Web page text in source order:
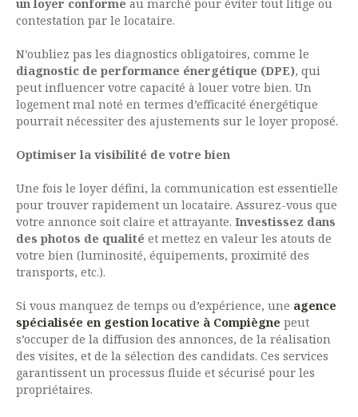
un loyer conforme au marché pour éviter tout litige ou
contestation par le locataire.
N’oubliez pas les diagnostics obligatoires, comme le
diagnostic de performance énergétique (DPE), qui
peut influencer votre capacité à louer votre bien. Un
logement mal noté en termes d’efficacité énergétique
pourrait nécessiter des ajustements sur le loyer proposé.
Optimiser la visibilité de votre bien
Une fois le loyer défini, la communication est essentielle
pour trouver rapidement un locataire. Assurez-vous que
votre annonce soit claire et attrayante. Investissez dans
des photos de qualité et mettez en valeur les atouts de
votre bien (luminosité, équipements, proximité des
transports, etc.).
Si vous manquez de temps ou d’expérience, une agence
spécialisée en gestion locative à Compiègne peut
s’occuper de la diffusion des annonces, de la réalisation
des visites, et de la sélection des candidats. Ces services
garantissent un processus fluide et sécurisé pour les
propriétaires.